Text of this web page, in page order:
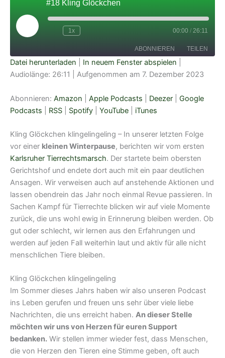
#18 Kling Glöckchen
Play
Episode
1x 00:00 / 26:11
ABONNIEREN TEILEN
Amazon Apple Podcasts
RSS Spotify
RSS FEED
TEILEN
LINK
Datei herunterladen In neuem Fenster abspielen
Audiolänge: 26:11
Aufgenommen am 7. Dezember 2023
Abonnieren: Amazon Apple Podcasts Deezer
Google
Podcasts
RSS Spotify YouTube iTunes
Kling Glöckchen klingelingeling – In unserer letzten Folge
vor einer kleinen Winterpause, berichten wir vom ersten
Karlsruher Tierrechtsmarsch. Der startete beim obersten
Gerichtshof und endete dort auch mit ein paar deutlichen
Ansagen. Wir verweisen auch auf anstehende Aktionen und
lassen obendrein das Jahr noch einmal Revue passieren. In
Sachen Kampf für Tierrechte blicken wir auf viele Momente
zurück, die uns wohl ewig in Erinnerung bleiben werden. Ob
gut oder schlecht, wir lernen aus den Erfahrungen und
werden auf jeden Fall weiterhin laut und aktiv für alle nicht
menschlichen Tiere bleiben.
Kling Glöckchen klingelingeling
Im Sommer dieses Jahrs haben wir also unseren Podcast
ins Leben gerufen und freuen uns sehr über viele liebe
Nachrichten, die uns erreicht haben. An dieser Stelle
möchten wir uns von Herzen für euren Support
bedanken. Wir stellen immer wieder fest, dass Menschen,
die von Herzen den Tieren eine Stimme geben, oft auch